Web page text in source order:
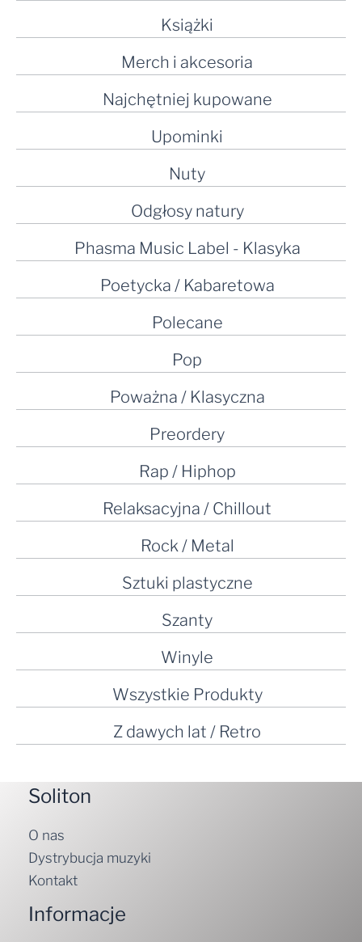
Książki
Merch i akcesoria
Najchętniej kupowane
Upominki
Nuty
Odgłosy natury
Phasma Music Label - Klasyka
Poetycka / Kabaretowa
Polecane
Pop
Poważna / Klasyczna
Preordery
Rap / Hiphop
Relaksacyjna / Chillout
Rock / Metal
Sztuki plastyczne
Szanty
Winyle
Wszystkie Produkty
Z dawych lat / Retro
Soliton
O nas
Dystrybucja muzyki
Kontakt
Informacje